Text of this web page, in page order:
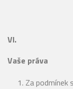
VI.
Vaše práva
Za podmínek